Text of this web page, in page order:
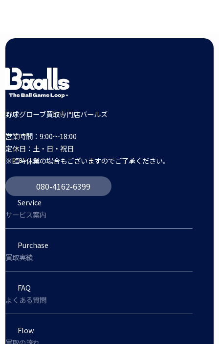
野球グローブ買取専門店バールズ
営業時間：9:00～18:00
定休日：土・日・祝日
※臨時休業の場合もございますのでご了承ください。
080-4162-6399
Service
サービス案内
Purchase
買取実績
FAQ
よくある質問
Flow